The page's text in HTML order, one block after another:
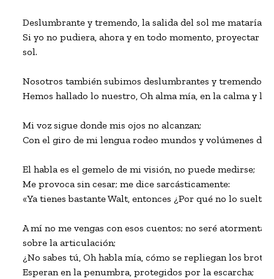
Deslumbrante y tremendo, la salida del sol me mataría
Si yo no pudiera, ahora y en todo momento, proyectar
sol.
Nosotros también subimos deslumbrantes y tremendos
Hemos hallado lo nuestro, Oh alma mía, en la calma y la
Mi voz sigue donde mis ojos no alcanzan;
Con el giro de mi lengua rodeo mundos y volúmenes de
El habla es el gemelo de mi visión, no puede medirse;
Me provoca sin cesar; me dice sarcásticamente:
«Ya tienes bastante Walt, entonces ¿Por qué no lo
A mí no me vengas con esos cuentos; no seré
sobre la articulación;
¿No sabes tú, Oh habla mía, cómo se repliegan los
Esperan en la penumbra, protegidos por la escarcha;